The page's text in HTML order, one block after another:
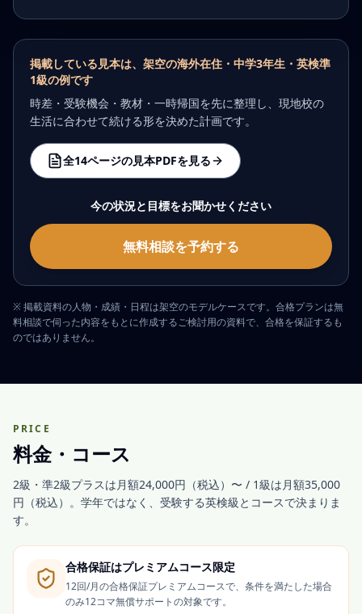
掲載している見本は、架空の海外在住・中学3年生・英検準
1級の例です
時差・受験機会・教材・一時帰国を先に整理し、現地校の
生活に合わせて続ける形を決めた計画です。
全14ページの見本PDFを見る
今の状況と目標をお聞かせください
無料相談を予約する
※ 掲載資料の人物・成績・日程は架空のモデルケースです。合格プランは無
料相談で伺った内容をもとに作成するご検討用の資料で、合格を保証するも
のではありません。
PRICE
料金・コース
2級・準2級プラスは月額24,000円（税込）〜 / 1級は月額35,000
円（税込） 。学年ではなく、受験する英検級とコースで決まりま
す。
合格保証はプレミアムコース限定
12回/月の合格保証プレミアムコースで、条件を満たした場合
のみ12コマ無償サポートの対象です。